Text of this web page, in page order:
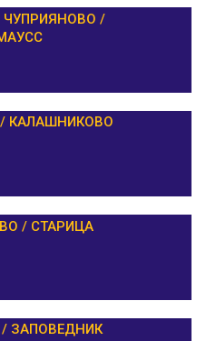
КАЛАШНИКОВО
/ СТАРИЦА
ЗАПОВЕДНИК
ЧУПРИЯНОВО /